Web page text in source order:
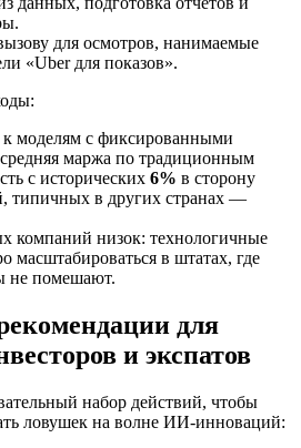
для осмотров, нанимаемые
«Uber для показов».
моделям с фиксированными
маржа по традиционным
с исторических 6% в сторону
типичных в других странах —
компаний низок: технологичные
масштабироваться в штатах, где
не помешают.
для
и экспатов
набор действий, чтобы
ловушек на волне ИИ-инноваций: